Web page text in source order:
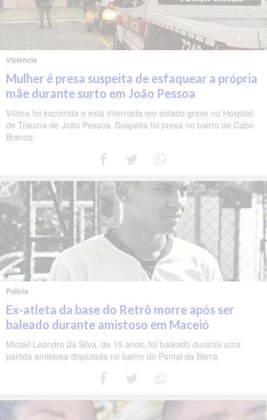
Violência
Mulher é presa suspeita de esfaquear a própria
mãe durante surto em João Pessoa
Vítima foi socorrida e está internada em estado grave no Hospital
de Trauma de João Pessoa. Suspeita foi presa no bairro de Cabo
Branco.
Polícia
Ex-atleta da base do Retrô morre após ser
baleado durante amistoso em Maceió
Micael Leandro da Silva, de 15 anos, foi baleado durante uma
partida amistosa disputada no bairro do Pontal da Barra